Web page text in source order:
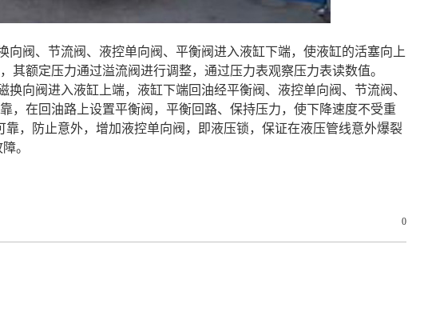
阀、节流阀、液控单向阀、平衡阀进入液缸下端，使液缸的活塞向上
额定压力通过溢流阀进行调整，通过压力表观察压力表读数值。
向阀进入液缸上端，液缸下端回油经平衡阀、液控单向阀、节流阀、
，在回油路上设置平衡阀，平衡回路、保持压力，使下降速度不受重
，防止意外，增加液控单向阀，即液压锁，保证在液压管线意外爆裂
。
0